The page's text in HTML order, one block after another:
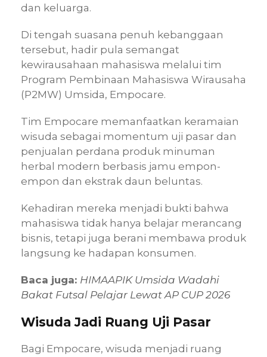
dan keluarga.
Di tengah suasana penuh kebanggaan
tersebut, hadir pula semangat
kewirausahaan mahasiswa melalui tim
Program Pembinaan Mahasiswa Wirausaha
(P2MW) Umsida, Empocare.
Tim Empocare memanfaatkan keramaian
wisuda sebagai momentum uji pasar dan
penjualan perdana produk minuman
herbal modern berbasis jamu empon-
empon dan ekstrak daun beluntas.
Kehadiran mereka menjadi bukti bahwa
mahasiswa tidak hanya belajar merancang
bisnis, tetapi juga berani membawa produk
langsung ke hadapan konsumen.
Baca juga: HIMAAPIK Umsida Wadahi
Bakat Futsal Pelajar Lewat AP CUP 2026
Wisuda Jadi Ruang Uji Pasar
Bagi Empocare, wisuda menjadi ruang